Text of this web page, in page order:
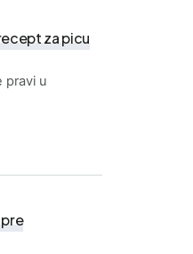
za picu
pravi u